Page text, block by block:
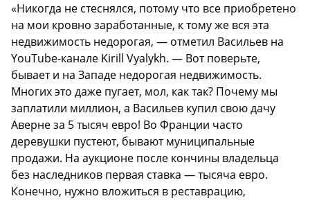
«Никогда не стеснялся, потому что все приобретено
на мои кровно заработанные, к тому же вся эта
недвижимость недорогая, — отметил Васильев на
YouTube-канале Kirill Vyalykh. — Вот поверьте,
бывает и на Западе недорогая недвижимость.
Многих это даже пугает, мол, как так? Почему мы
заплатили миллион, а Васильев купил свою дачу
Аверне за 5 тысяч евро! Во Франции часто
деревушки пустеют, бывают муниципальные
продажи. На аукционе после кончины владельца
без наследников первая ставка — тысяча евро.
Конечно, нужно вложиться в реставрацию,